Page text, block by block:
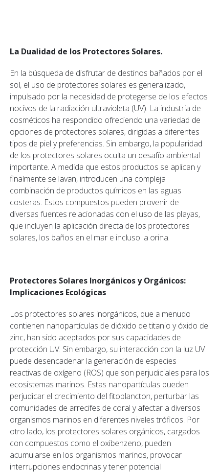
La Dualidad de los Protectores Solares.
En la búsqueda de disfrutar de destinos bañados por el
sol, el uso de protectores solares es generalizado,
impulsado por la necesidad de protegerse de los efectos
nocivos de la radiación ultravioleta (UV). La industria de
cosméticos ha respondido ofreciendo una variedad de
opciones de protectores solares, dirigidas a diferentes
tipos de piel y preferencias. Sin embargo, la popularidad
de los protectores solares oculta un desafío ambiental
importante. A medida que estos productos se aplican y
finalmente se lavan, introducen una compleja
combinación de productos químicos en las aguas
costeras. Estos compuestos pueden provenir de
diversas fuentes relacionadas con el uso de las playas,
que incluyen la aplicación directa de los protectores
solares, los baños en el mar e incluso la orina.
Protectores Solares Inorgánicos y Orgánicos:
Implicaciones Ecológicas
Los protectores solares inorgánicos, que a menudo
contienen nanopartículas de dióxido de titanio y óxido de
zinc, han sido aceptados por sus capacidades de
protección UV. Sin embargo, su interacción con la luz UV
puede desencadenar la generación de especies
reactivas de oxígeno (ROS) que son perjudiciales para los
ecosistemas marinos. Estas nanopartículas pueden
perjudicar el crecimiento del fitoplancton, perturbar las
comunidades de arrecifes de coral y afectar a diversos
organismos marinos en diferentes niveles tróficos. Por
otro lado, los protectores solares orgánicos, cargados
con compuestos como el oxibenzeno, pueden
acumularse en los organismos marinos, provocar
interrupciones endocrinas y tener potencial